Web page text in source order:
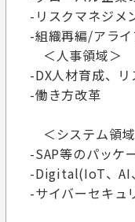
-リスクマネジメ
-組織再編/アラ
＜人事領域＞
-DX人材育成、
-働き方改革
＜システム領
-SAP等のパッケ
-Digital(IoT、AI
-サイバーセキュ